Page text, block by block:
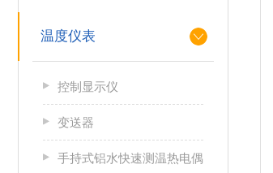
温度仪表
控制显示仪
变送器
手持式铝水快速测温热电偶